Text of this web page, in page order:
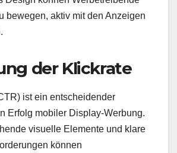
bewegen, aktiv mit den Anzeigen
der Klickrate
ist ein entscheidender
Erfolg mobiler Display-Werbung.
visuelle Elemente und klare
können